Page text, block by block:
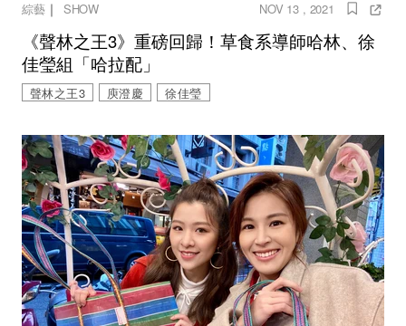
綜藝｜ SHOW NOV 13 , 2021
《聲林之王3》重磅回歸！草食系導師哈林、徐
佳瑩組「哈拉配」
聲林之王3 庾澄慶 徐佳瑩